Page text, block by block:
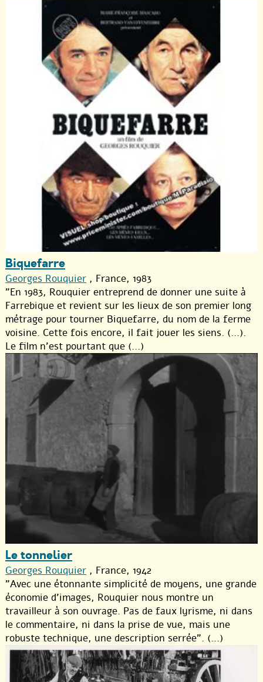
Biquefarre
Georges Rouquier , France, 1983
"En 1983, Rouquier entreprend de donner une suite à
Farrebique et revient sur les lieux de son premier long
métrage pour tourner Biquefarre, du nom de la ferme
voisine. Cette fois encore, il fait jouer les siens. (...).
Le film n’est pourtant que (...)
Le tonnelier
Georges Rouquier , France, 1942
"Avec une étonnante simplicité de moyens, une grande
économie d’images, Rouquier nous montre un
travailleur à son ouvrage. Pas de faux lyrisme, ni dans
le commentaire, ni dans la prise de vue, mais une
robuste technique, une description serrée". (...)